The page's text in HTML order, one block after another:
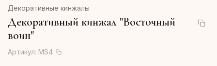
Декоративные кинжалы
Декоративный кинжал "Восточный
воин"
Артикул: MS4